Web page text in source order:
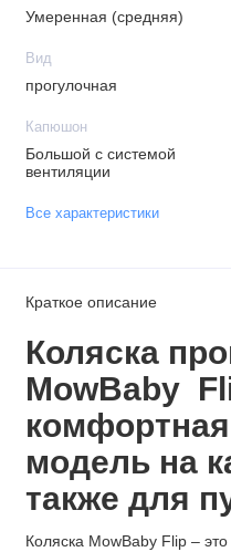
Умеренная (средняя)
Вид
прогулочная
Капюшон
Большой с системой
вентиляции
Все характеристики
Краткое описание
Коляска
MowBaby
комфортная
модель на
также для
Коляска MowBaby Flip –